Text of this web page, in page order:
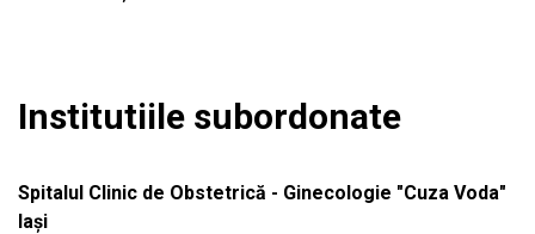
Institutiile subordonate
Spitalul Clinic de Obstetrică - Ginecologie "Cuza Voda"
Iași